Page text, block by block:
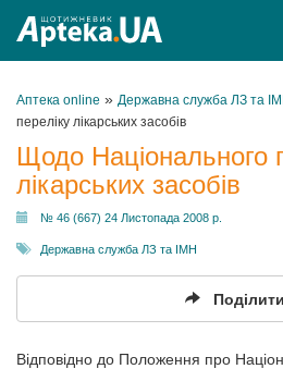
Аптека online » Державна служба ЛЗ та
переліку лікарських засобів
Щодо Національного
лікарських засобів
№ 46 (667) 24 Листопада 2008 р.
Державна служба ЛЗ та ІМН
Відповідно до Положення про